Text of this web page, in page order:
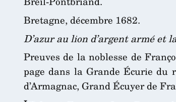
Bretagne, décembre 1682.
D’azur au lion d’argent armé et
Preuves de la noblesse de
page dans la Grande Écurie du
d’Armagnac, Grand Écuyer de